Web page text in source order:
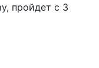
пройдет с 3